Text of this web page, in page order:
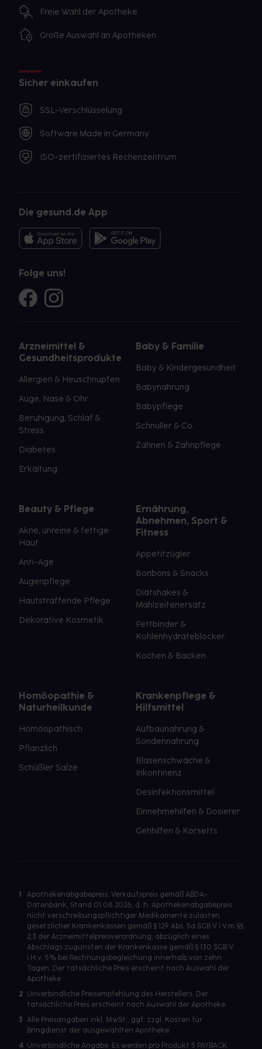
Freie Wahl der Apotheke
Große Auswahl an Apotheken
Sicher einkaufen
SSL-Verschlüsselung
Software Made in Germany
ISO-zertifiziertes Rechenzentrum
Die gesund.de App
Folge uns!
Arzneimittel &
Gesundheitsprodukte
Allergien & Heuschnupfen
Auge, Nase & Ohr
Beruhigung, Schlaf &
Stress
Diabetes
Erkältung
Baby & Familie
Baby & Kindergesundheit
Babynahrung
Babypflege
Schnuller & Co.
Zahnen & Zahnpflege
Beauty & Pflege
Akne, unreine & fettige
Haut
Anti-Age
Augenpflege
Hautstraffende Pflege
Dekorative Kosmetik
Ernährung,
Abnehmen, Sport &
Fitness
Appetitzügler
Bonbons & Snacks
Diätshakes &
Mahlzeitenersatz
Fettbinder &
Kohlenhydrateblocker
Kochen & Backen
Homöopathie &
Naturheilkunde
Homöopathisch
Pflanzlich
Schüßler Salze
Krankenpflege &
Hilfsmittel
Aufbaunahrung &
Sondennahrung
Blasenschwäche &
Inkontinenz
Desinfektionsmittel
Einnehmehilfen & Dosierer
Gehhilfen & Korsetts
1
Apothekenabgabepreis: Verkaufspreis gemäß ABDA-
Datenbank, Stand 01.08.2026, d. h. Apothekenabgabepreis
nicht verschreibungspflichtiger Medikamente zulasten
gesetzlicher Krankenkassen gemäß § 129 Abs. 5a SGB V i.V.m §§
2,3 der Arzneimittelpreisverordnung, abzüglich eines
Abschlags zugunsten der Krankenkasse gemäß § 130 SGB V
i.H.v. 5% bei Rechnungsbegleichung innerhalb von zehn
Tagen. Der tatsächliche Preis erscheint nach Auswahl der
Apotheke.
2 Unverbindliche Preisempfehlung des Herstellers. Der
tatsächliche Preis erscheint nach Auswahl der Apotheke.
3 Alle Preisangaben inkl. MwSt., ggf. zzgl. Kosten für
Bringdienst der ausgewählten Apotheke.
4 Unverbindliche Angabe. Es werden pro Produkt 5 PAYBACK